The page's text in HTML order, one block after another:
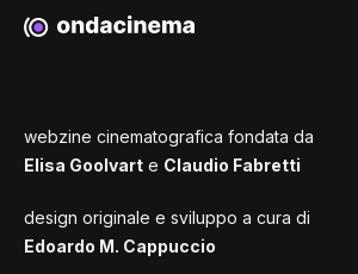
webzine cinematografica fondata da
Elisa Goolvart e Claudio Fabretti
design originale e sviluppo a cura di
Edoardo M. Cappuccio